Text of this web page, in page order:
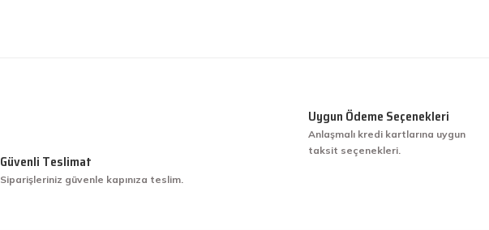
Güvenli Teslimat
Siparişleriniz güvenle kapınıza teslim.
Uygun Ödeme Seçenekleri
Anlaşmalı kredi kartlarına uygun
taksit seçenekleri.